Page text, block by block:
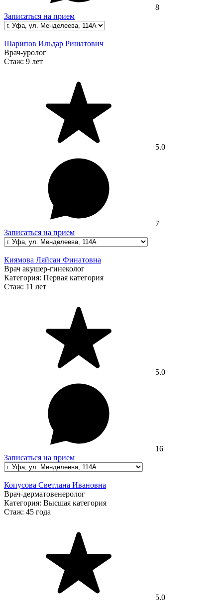
8
Записаться на прием
Шарипов Ильдар Ришатович
Врач-уролог
Стаж: 9 лет
5.0
7
Записаться на прием
Киямова Ляйсан Финатовна
Врач акушер-гинеколог
Категория: Первая категория
Стаж: 11 лет
5.0
16
Записаться на прием
Копусова Светлана Ивановна
Врач-дерматовенеролог
Категория: Высшая категория
Стаж: 45 года
5.0